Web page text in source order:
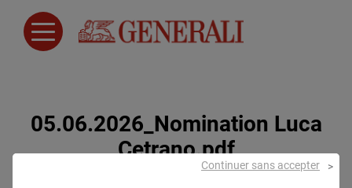
05.06.2026_Nomination Luca
Cetrano.pdf
Continuer sans accepter